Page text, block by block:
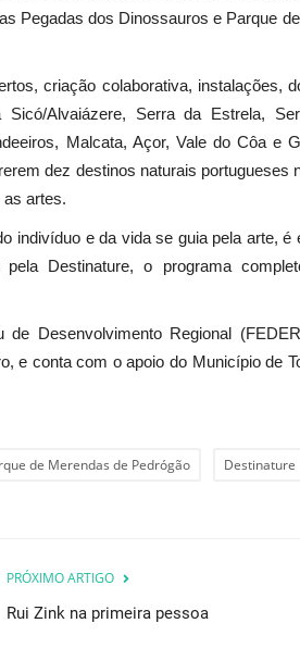
Pegadas dos Dinossauros e Parque
criação colaborativa, instalações,
Alvaiázere, Serra da Estrela,
Malcata, Açor, Vale do Côa e
dez destinos naturais portugueses
as artes.
indivíduo e da vida se guia pela arte, é
Destinature, o programa
Desenvolvimento Regional
e conta com o apoio do Município de
de Merendas de Pedrógão Destinature
PRÓXIMO ARTIGO
Rui Zink na primeira pessoa
Cultura